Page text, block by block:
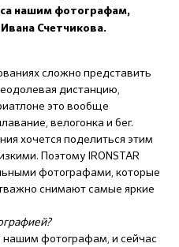
нашим фотографам,
Счетчикова.
сложно представить
дистанцию,
это вообще
велогонка и бег.
хочется поделиться этим
Поэтому IRONSTAR
фотографами, которые
снимают самые яркие
фотографам, и сейчас